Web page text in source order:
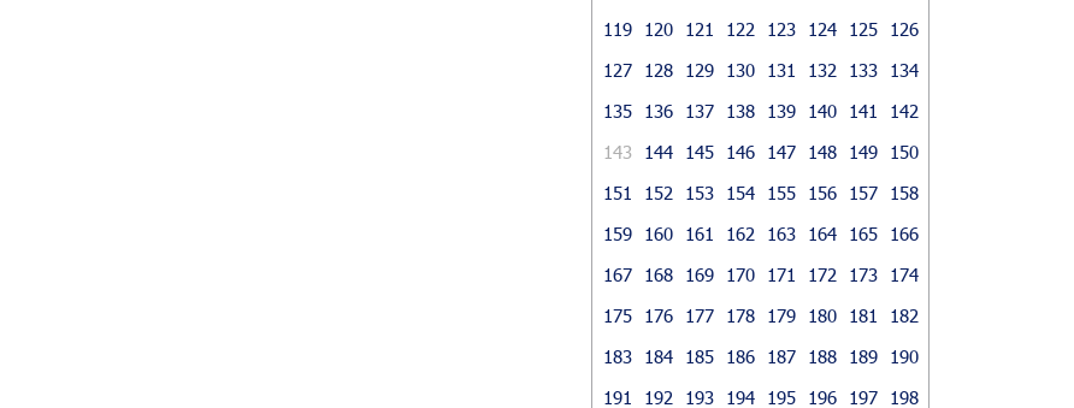
119
120 121 122 123 124 125
126
127
128 129 130 131 132 133
134
135
136 137 138 139 140 141
142
143
144 145 146 147 148 149
150
151
152 153 154 155 156 157
158
159
160 161 162 163 164 165
166
167
168 169 170 171 172 173
174
175
176 177 178 179 180 181
182
183
184 185 186 187 188 189
190
191
192 193 194 195 196 197
198